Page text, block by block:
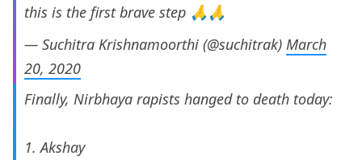
this is the first brave step 🙏🙏
— Suchitra Krishnamoorthi (@suchitrak) March
20, 2020
Finally, Nirbhaya rapists hanged to death today:
1. Akshay